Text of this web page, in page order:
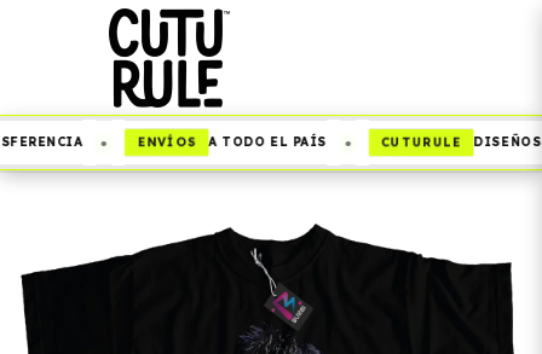
ENVÍOS A TODO EL PAÍS CUTURULE DISEÑOS